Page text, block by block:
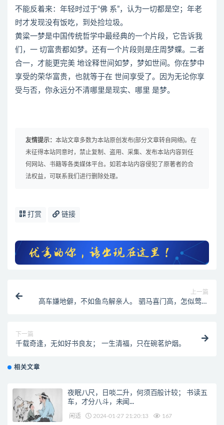
不能反着来：年轻时过于“佛 系”，认为一切都是空；年老
时才发现没有饭吃，到处捡垃圾。
黄粱一梦是中国传统哲学中最经典的一个片段，它告诉我
们，一 切富贵都如梦。还有一个片段则是庄周梦蝶。二者
合一，才能更完美 地诠释世间如梦，梦如世间。你在梦中
享受的荣华富贵，也就等于在 世间享受了。因为无论你享
受与否，你永远分不清哪里是现实、哪里 是梦。
友情提示： 本站文章多数为本站原创发布(部分文章转自网络)。在
未征得本站同意时，禁止复制、盗用、采集、发布本站内容到任
何网站、书籍等各类媒体平台。如若本站内容侵犯了原著者的合
法权益，可联系我们进行删除处理。
打赏 链接
上一篇
高车嫌地僻，不如鱼鸟解亲人。 驷马喜门高，怎似莺花
下一篇
千载奇逢，无如好书良友； 一生清福，只在碗茗炉烟。
相关文章
夜眠八尺，日啖二升，何须百般计较； 书读五
车，才分八斗，未闻...
闲适 2024-01-27 21:20:13 167